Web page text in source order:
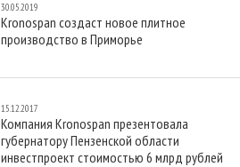
30.05.2019
Kronospan создаст новое плитное
производство в Приморье
15.12.2017
Компания Kronospan презентовала
губернатору Пензенской области
инвестпроект стоимостью 6 млрд рублей